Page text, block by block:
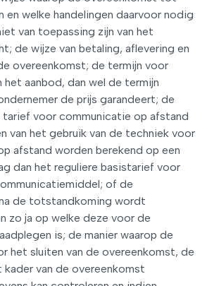
en welke handelingen daarvoor nodig
van toepassing zijn van het
de wijze van betaling, aflevering en
overeenkomst; de termijn voor
het aanbod, dan wel de termijn
de prijs garandeert; de
voor communicatie op afstand
van het gebruik van de techniek voor
afstand worden berekend op een
dan het reguliere basistarief voor
of de
de totstandkoming wordt
zo ja op welke deze voor de
is; de manier waarop de
het sluiten van de overeenkomst, de
kader van de overeenkomst